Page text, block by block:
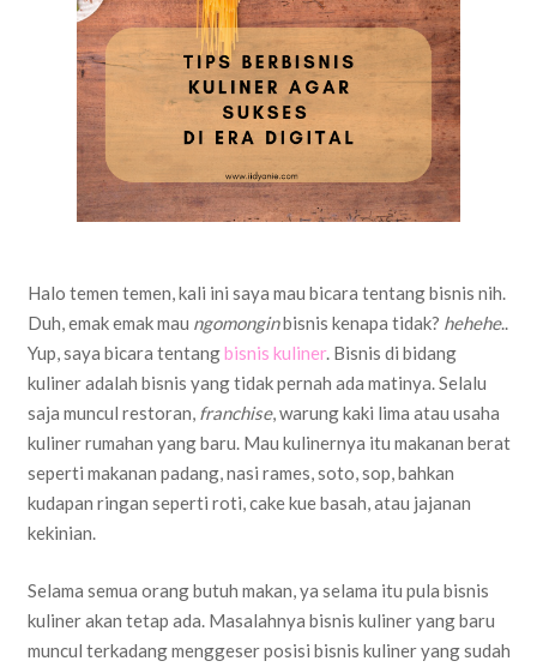
Halo temen temen, kali ini saya mau bicara tentang bisnis nih.
Duh, emak emak mau ngomonginbisnis kenapa tidak? hehehe..
Yup, saya bicara tentangbisnis kuliner. Bisnis di bidang
kuliner adalah bisnis yang tidak pernah ada matinya. Selalu
saja muncul restoran, franchise, warung kaki lima atau usaha
kuliner rumahan yang baru. Mau kulinernya itu makanan berat
seperti makanan padang, nasi rames, soto, sop, bahkan
kudapan ringan seperti roti, cake kue basah, atau jajanan
kekinian.
Selama semua orang butuh makan, ya selama itu pula bisnis
kuliner akan tetap ada. Masalahnya bisnis kuliner yang baru
muncul terkadang menggeser posisi bisnis kuliner yang sudah